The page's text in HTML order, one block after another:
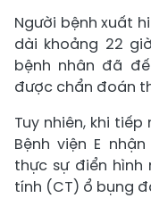
Người bệnh xuất
dài khoảng 22
bệnh nhân đã
được chẩn đoán
Tuy nhiên, khi
Bệnh viện E
thực sự điển
tính (CT) ổ bụng